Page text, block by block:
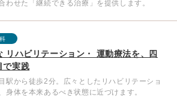
わせた「継続できる治療」を提供します。
リハビリテーション・ 運動療法を、四
で実践
駅から徒歩2分。広々としたリハビリテーショ
身体を本来あるべき状態に近づけます。